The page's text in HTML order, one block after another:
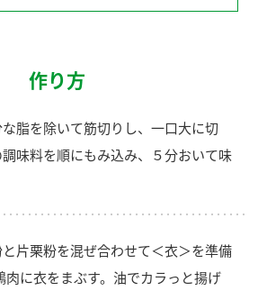
作り方
脂を除いて筋切りし、一口大に切
味料を順にもみ込み、５分おいて味
片栗粉を混ぜ合わせて＜衣＞を準備
肉に衣をまぶす。油でカラっと揚げ